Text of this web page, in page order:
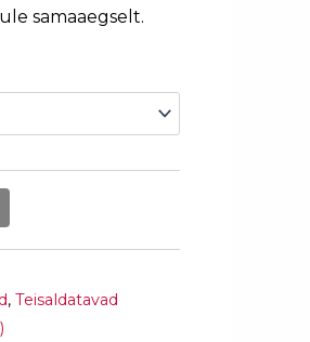
samaaegselt.
, Teisaldatavad